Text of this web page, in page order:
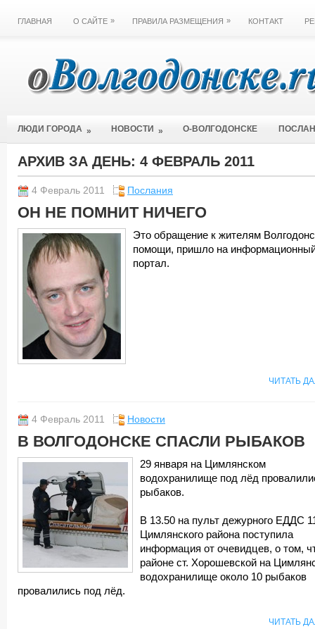
ГЛАВНАЯ О САЙТЕ » ПРАВИЛА РАЗМЕЩЕНИЯ » КОНТАКТ
ЛЮДИ ГОРОДА » НОВОСТИ » О-ВОЛГОДОНСКЕ
АРХИВ ЗА ДЕНЬ: 4 ФЕВРАЛЬ 2011
4 Февраль 2011 Послания
ОН НЕ ПОМНИТ НИЧЕГО
Это обращение к жителям
помощи, пришло на
портал.
ЧИТАТЬ
4 Февраль 2011 Новости
В ВОЛГОДОНСКЕ СПАСЛИ РЫБАКОВ
29 января на Цимлянском
водохранилище под лёд
рыбаков.
В 13.50 на пульт дежурного ЕДДС
Цимлянского района поступила
информация от очевидцев, о том,
районе ст. Хорошевской на
водохранилище около 10 рыбаков
провалились под лёд.
ЧИТАТЬ